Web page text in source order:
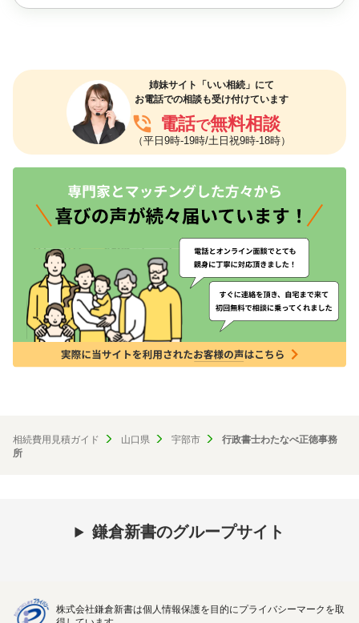
姉妹サイト「いい相続」にて
お電話での相談も受け付けています
phone_in_talk 電話で無料相談
（平日9時-19時/土日祝9時-18時）
相続費用見積ガイド 山口県 宇部市
行政書士わたなべ正徳事務
所
鎌倉新書のグループサイト
株式会社鎌倉新書は個人情報保護を目的にプライバシーマークを取